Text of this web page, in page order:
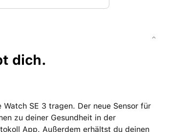
dich.
SE 3 tragen. Der neue Sensor für
zu deiner Gesundheit in der
App. Außerdem erhältst du deinen